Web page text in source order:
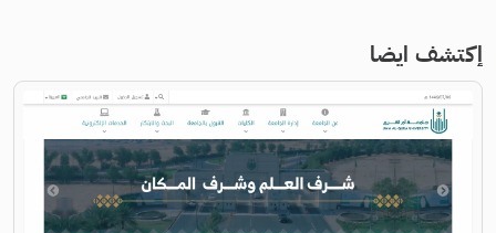
إكتشف ايضا